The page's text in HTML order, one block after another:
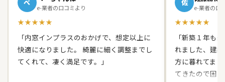
べ
e-業者の口コミより
★★★★★
「内窓インプラスのおかげで、想定以上に
快適になりました。 綺麗に細く調整までし
てくれて、凄く満足です。」
佐
e-業者の口
★★★★★
「新築１年も
れました、建
方に暮れてま
てきたので困